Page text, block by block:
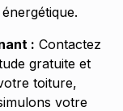
: Contactez
gratuite et
toiture,
votre